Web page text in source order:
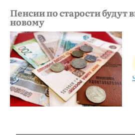
Пенсии по старости будут
новому